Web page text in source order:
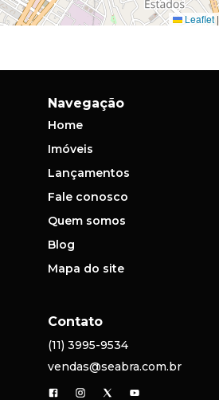
Leaflet |
Navegação
Home
Imóveis
Lançamentos
Fale conosco
Quem somos
Blog
Mapa do site
Contato
(11) 3995-9534
vendas@seabra.com.br